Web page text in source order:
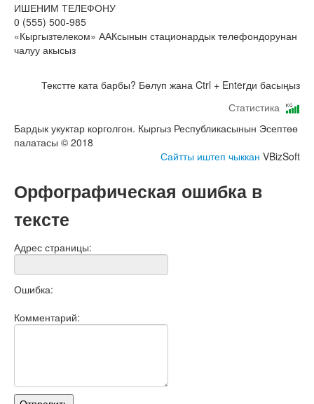
ИШЕНИМ ТЕЛЕФОНУ
0 (555) 500-985
«Кыргызтелеком» ААКсынын стационардык телефондорунан
чалуу акысыз
Текстте ката барбы? Бөлүп жана Ctrl + Enterди басыңыз
Статистика
Бардык укуктар корголгон. Кыргыз Республикасынын Эсептөө
палатасы © 2018
Сайтты иштеп чыккан VBizSoft
Орфографическая ошибка в
тексте
Адрес страницы:
Ошибка:
Комментарий: